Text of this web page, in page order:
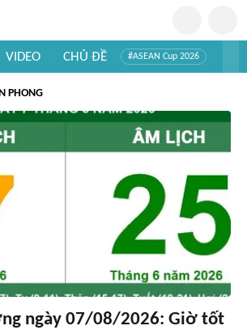
VIDEO CHỦ ĐỀ #ASEAN Cup 2026
PHONG
ngày 07/08/2026: Giờ tốt